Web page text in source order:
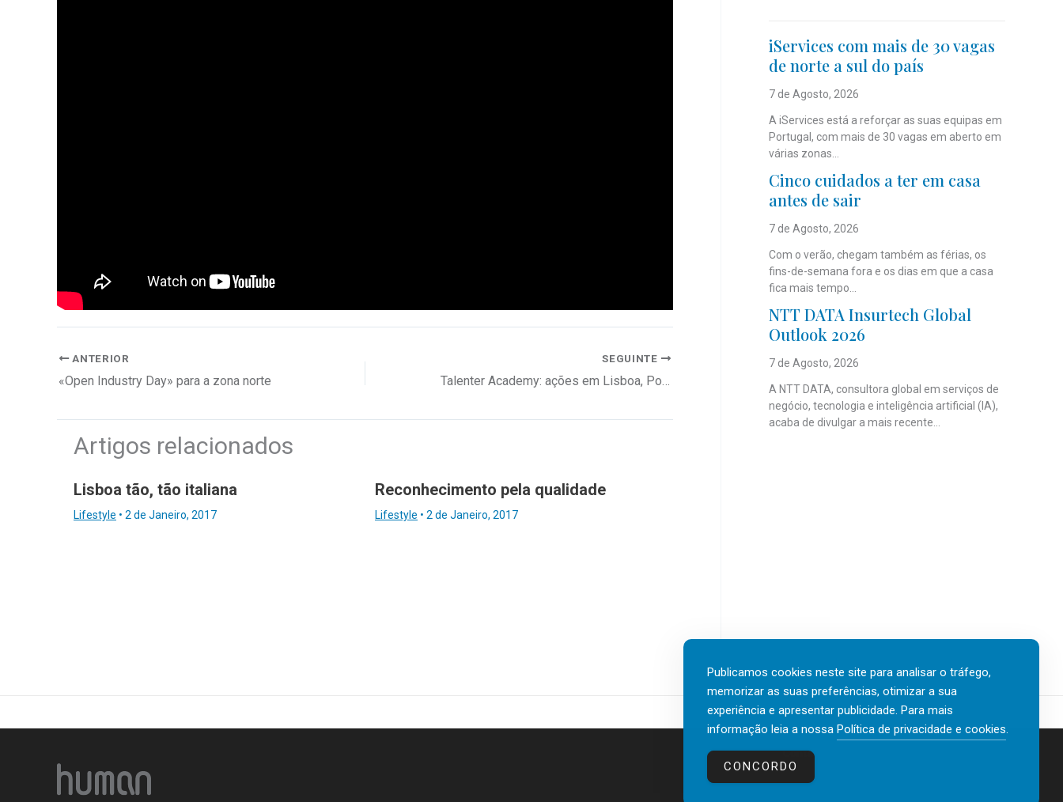
ANTERIOR
«Open Industry Day» para a zona norte
SEGUINTE
Talenter Academy: ações em Lisboa, Porto e Vilamoura
Artigos relacionados
Lisboa tão, tão italiana
Lifestyle • 2 de Janeiro, 2017
Reconhecimento pela qualidade
Lifestyle • 2 de Janeiro, 2017
iServices com mais de 30 vagas
de norte a sul do país
7 de Agosto, 2026
A iServices está a reforçar as suas equipas em
Portugal, com mais de 30 vagas em aberto em
várias zonas...
Cinco cuidados a ter em casa
antes de sair
7 de Agosto, 2026
Com o verão, chegam também as férias, os
fins-de-semana fora e os dias em que a casa
fica mais tempo...
NTT DATA Insurtech Global
Outlook 2026
7 de Agosto, 2026
A NTT DATA, consultora global em serviços de
negócio, tecnologia e inteligência artificial (IA),
acaba de divulgar a mais recente...
Contactos
Publicamos cookies neste site para analisar o tráfego,
memorizar as suas preferências, otimizar a sua
experiência e apresentar publicidade. Para mais
informação leia a nossa Política de privacidade e cookies.
CONCORDO